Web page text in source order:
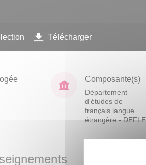
Télécharger
Composante(s)
Département
d'études de
français langue
étrangère - DEFLE